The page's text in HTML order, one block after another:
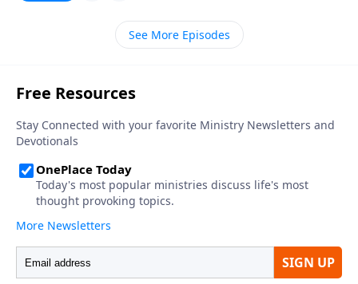
atención a la perspectiva de Dios sobre este tema
difícil de casarse de nuevo. Así que le tengo una
aceptable en los ojos de Dios?».
Obviamente, cualquier persona que vea el
matrimonio como un éxtasis infinito de dicha
romántica, como el cielo en la tierra, está viviendo en
toda la vida. El mantener su matrimonio fuerte, puro,
satisfactorio y enriquecido no es fácil ni simple.
Alguien ha dicho: «Los años más difíciles del
matrimonio son los que vienen después de la boda».
Así que en vez de preguntar: «¿cuáles son las bases
para el divorcio?», yo le sugiero que demos nuestra
atención a la perspectiva de Dios sobre este tema
difícil de casarse de nuevo. Así que le tengo una
mejor pregunta: «¿cuándo es el casarse de nuevo
aceptable en los ojos de Dios?».
See More Episodes